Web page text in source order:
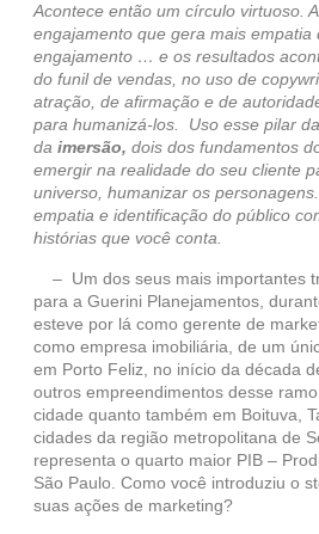
Acontece então um círculo virtuoso.
engajamento que gera mais empatia
engajamento … e os resultados
do funil de vendas, no uso de
atração, de afirmação e de
para humanizá-los. Uso esse pilar da
da imersão, dois dos fundamentos
emergir na realidade do seu cliente
universo, humanizar os
empatia e identificação do público
histórias que você conta.
– Um dos seus mais importantes
para a Guerini Planejamentos,
esteve por lá como gerente de
como empresa imobiliária, de um
em Porto Feliz, no início da década
outros empreendimentos desse
cidade quanto também em Boituva,
cidades da região metropolitana de
representa o quarto maior PIB –
São Paulo. Como você introduziu o
suas ações de marketing?